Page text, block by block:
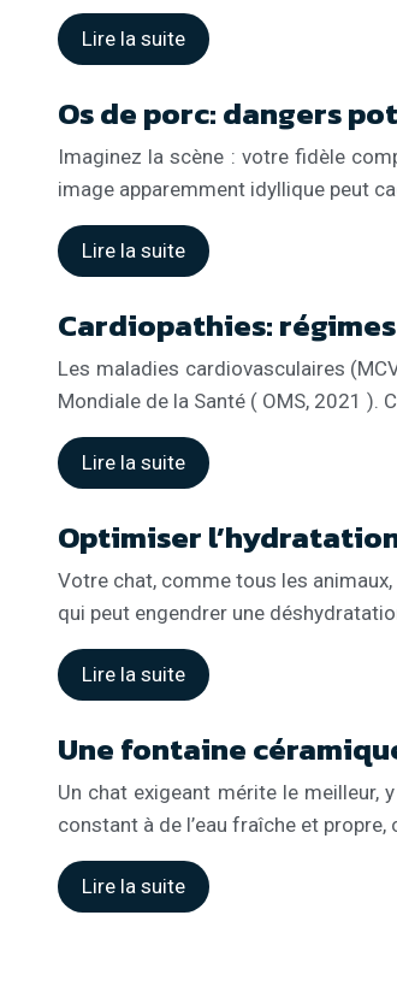
Lire la suite
Os de porc: dangers
Imaginez la scène : votre fidèle
image apparemment idyllique peut
Lire la suite
Cardiopathies:
Les maladies cardiovasculaires
Mondiale de la Santé ( OMS, 2021
Lire la suite
Optimiser
Votre chat, comme tous les
qui peut engendrer une
Lire la suite
Une fontaine
Un chat exigeant mérite le meilleur,
constant à de l’eau fraîche et propre,
Lire la suite